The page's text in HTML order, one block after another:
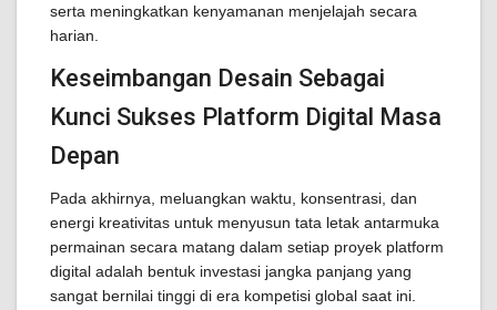
serta meningkatkan kenyamanan menjelajah secara
harian.
Keseimbangan Desain Sebagai
Kunci Sukses Platform Digital Masa
Depan
Pada akhirnya, meluangkan waktu, konsentrasi, dan
energi kreativitas untuk menyusun tata letak antarmuka
permainan secara matang dalam setiap proyek platform
digital adalah bentuk investasi jangka panjang yang
sangat bernilai tinggi di era kompetisi global saat ini.